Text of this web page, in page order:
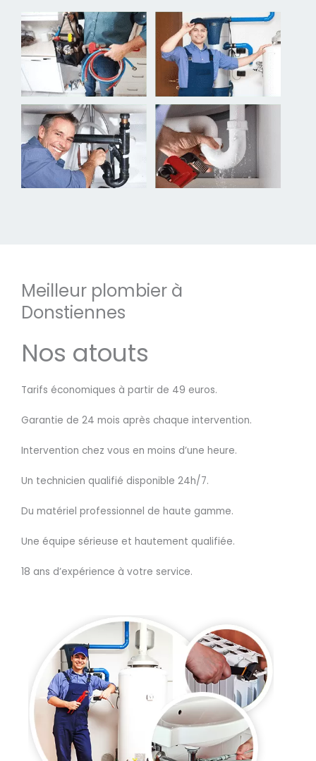
Meilleur plombier à
Donstiennes
Nos atouts
Tarifs économiques à partir de 49 euros.
Garantie de 24 mois après chaque intervention.
Intervention chez vous en moins d’une heure.
Un technicien qualifié disponible 24h/7.
Du matériel professionnel de haute gamme.
Une équipe sérieuse et hautement qualifiée.
18 ans d’expérience à votre service.